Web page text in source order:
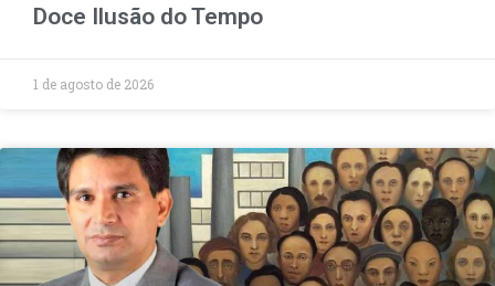
Doce Ilusão do Tempo
1 de agosto de 2026